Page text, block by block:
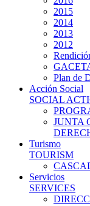
2015
2014
2013
2012
Plan de
Acción Social
SOCIAL
JUNTA
Turismo
TOURISM
Servicios
SERVICES